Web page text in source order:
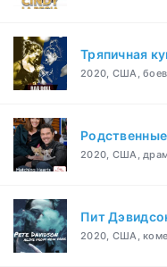
Тряпичная
2020, США,
2020, США,
Пит
2020, США,